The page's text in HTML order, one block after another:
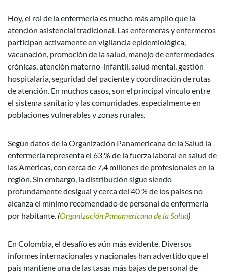
Hoy, el rol de la enfermería es mucho más amplio que la
atención asistencial tradicional. Las enfermeras y enfermeros
participan activamente en vigilancia epidemiológica,
vacunación, promoción de la salud, manejo de enfermedades
crónicas, atención materno-infantil, salud mental, gestión
hospitalaria, seguridad del paciente y coordinación de rutas
de atención. En muchos casos, son el principal vínculo entre
el sistema sanitario y las comunidades, especialmente en
poblaciones vulnerables y zonas rurales.
Según datos de la Organización Panamericana de la Salud la
enfermería representa el 63 % de la fuerza laboral en salud de
las Américas, con cerca de 7,4 millones de profesionales en la
región. Sin embargo, la distribución sigue siendo
profundamente desigual y cerca del 40 % de los países no
alcanza el mínimo recomendado de personal de enfermería
por habitante. (Organización Panamericana de la Salud)
En Colombia, el desafío es aún más evidente. Diversos
informes internacionales y nacionales han advertido que el
país mantiene una de las tasas más bajas de personal de